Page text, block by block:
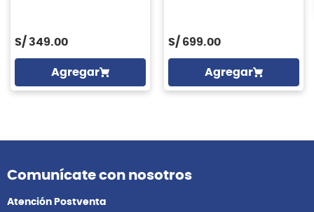
S/ 349.00
Agregar
S/ 699.00
Agregar
Comunícate con nosotros
Atención Postventa